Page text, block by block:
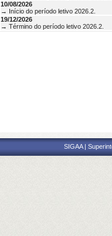
10/08/2026
→ Início do período letivo 2026.2.
19/12/2026
→ Término do período letivo 2026.2.
SIGAA |